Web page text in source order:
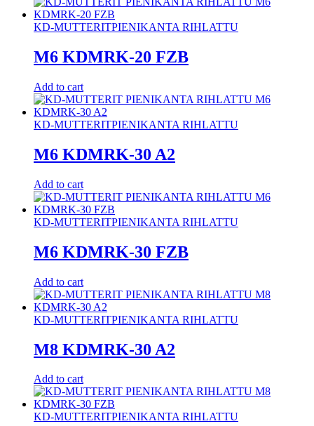
KD-MUTTERITPIENIKANTA RIHLATTU
M6 KDMRK-20 FZB
Add to cart
KD-MUTTERITPIENIKANTA RIHLATTU
M6 KDMRK-30 A2
Add to cart
KD-MUTTERITPIENIKANTA RIHLATTU
M6 KDMRK-30 FZB
Add to cart
KD-MUTTERITPIENIKANTA RIHLATTU
M8 KDMRK-30 A2
Add to cart
KD-MUTTERITPIENIKANTA RIHLATTU